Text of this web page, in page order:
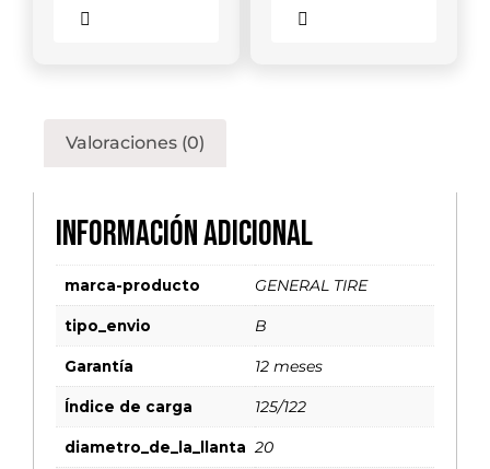
Valoraciones (0)
Información adicional
marca-producto GENERAL TIRE
tipo_envio B
Garantía 12 meses
Índice de carga 125/122
diametro_de_la_llanta 20